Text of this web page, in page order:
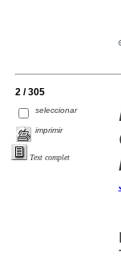
2 / 305
seleccionar
imprimir
Text complet